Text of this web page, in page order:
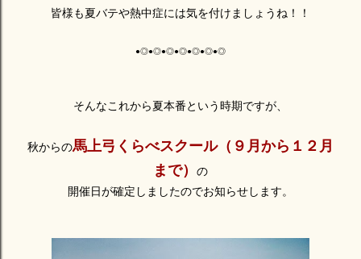
皆様も夏バテや熱中症には気を付けましょうね！！
●◎●◎●◎●◎●◎●◎●◎
そんなこれから夏本番という時期ですが、
秋からの馬上弓くらべスクール（ ９月から１２月
まで）
の
開催日が確定しましたのでお知らせします。